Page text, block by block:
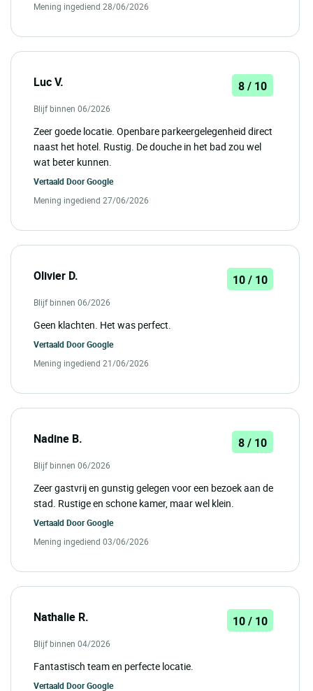
Mening ingediend 28/06/2026
Luc V. 8 / 10
Blijf binnen 06/2026
Zeer goede locatie. Openbare parkeergelegenheid direct
naast het hotel. Rustig. De douche in het bad zou wel
wat beter kunnen.
Vertaald DoorGoogle
Mening ingediend 27/06/2026
Olivier D. 10 / 10
Blijf binnen 06/2026
Geen klachten. Het was perfect.
Vertaald DoorGoogle
Mening ingediend 21/06/2026
Nadine B. 8 / 10
Blijf binnen 06/2026
Zeer gastvrij en gunstig gelegen voor een bezoek aan de
stad. Rustige en schone kamer, maar wel klein.
Vertaald DoorGoogle
Mening ingediend 03/06/2026
Nathalie R. 10 / 10
Blijf binnen 04/2026
Fantastisch team en perfecte locatie.
Vertaald DoorGoogle